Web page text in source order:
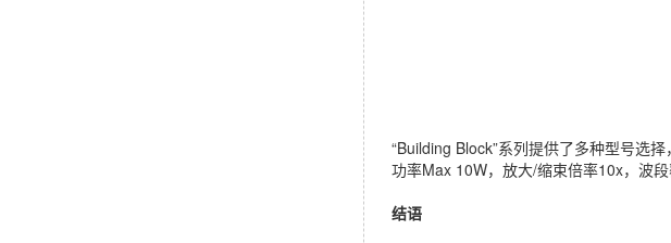
“Building Block”系列提供了多种型号选
功率Max 10W，放大/缩束倍率10x，波
结语